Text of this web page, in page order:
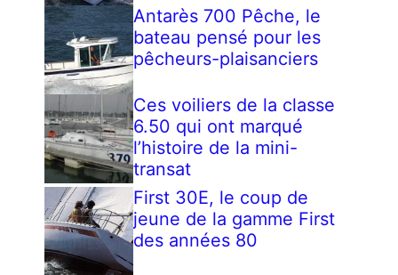
Antarès 700 Pêche, le
bateau pensé pour les
pêcheurs-plaisanciers
Ces voiliers de la classe
6.50 qui ont marqué
l’histoire de la mini-
transat
First 30E, le coup de
jeune de la gamme First
des années 80